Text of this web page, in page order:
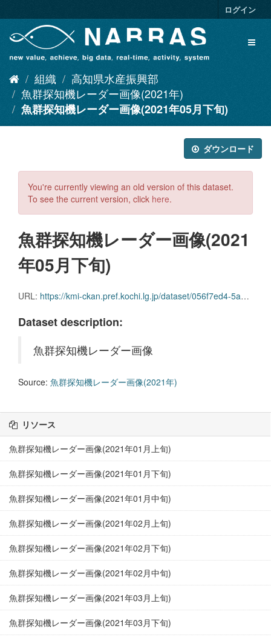
キ
ログイン
組織
高知県水産振興部
魚群探知機レーダー画像(2021年)
魚群探知機レーダー画像(2021年05月下旬)
ダウンロード
You're currently viewing an old version of this dataset.
To see the current version, click here.
魚群探知機レーダー画像(2021
年05月下旬)
URL: https://kmi-ckan.pref.kochi.lg.jp/dataset/056f7ed4-5a07-486a-8b65-ec28e5eeb0b5/resource/272fbf2b-32a1-4a0a-a77f-9c618efa66af/download/gyoguntanchikireedaagazou2021nen05gekkajun.zip
Dataset description:
魚群探知機レーダー画像
Source: 魚群探知機レーダー画像(2021年)
リソース
魚群探知機レーダー画像(2021年01月上旬)
魚群探知機レーダー画像(2021年01月下旬)
魚群探知機レーダー画像(2021年01月中旬)
魚群探知機レーダー画像(2021年02月上旬)
魚群探知機レーダー画像(2021年02月下旬)
魚群探知機レーダー画像(2021年02月中旬)
魚群探知機レーダー画像(2021年03月上旬)
魚群探知機レーダー画像(2021年03月下旬)